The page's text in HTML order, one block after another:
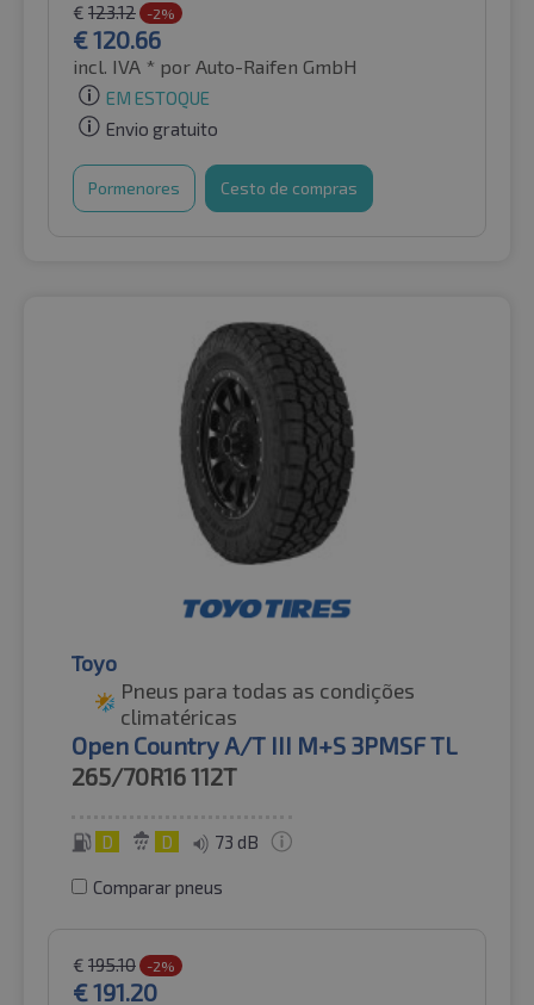
€ 123.12 -2%
€120.66
incl. IVA * por Auto-Raifen GmbH
EM ESTOQUE
Envio gratuito
Pormenores Cesto de compras
Toyo
Pneus para todas as condições
climatéricas
Open Country A/T III M+S 3PMSF TL
265/70R16112T
D D 73 dB
Comparar pneus
€ 195.10 -2%
€191.20